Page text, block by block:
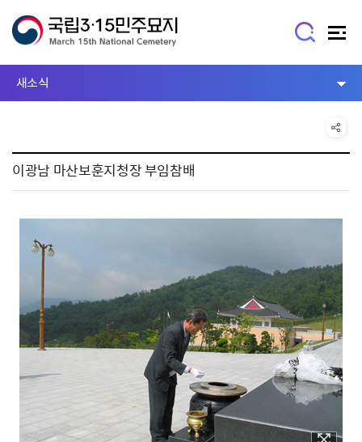
새소식
이광남 마산보훈지청장 부임참배